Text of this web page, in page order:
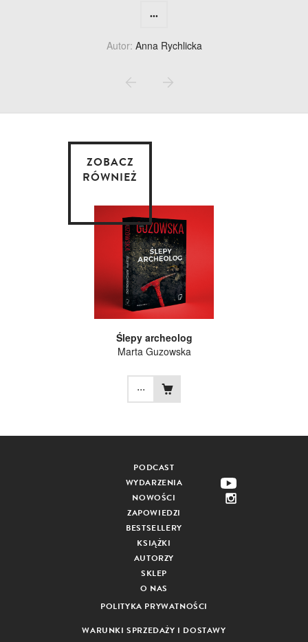
...
Autor: Anna Rychlicka
ZOBACZ
RÓWNIEŻ
Ślepy archeolog
Marta Guzowska
...
PODCAST
WYDARZENIA
NOWOŚCI
ZAPOWIEDZI
BESTSELLERY
KSIĄŻKI
AUTORZY
SKLEP
O NAS
POLITYKA PRYWATNOŚCI
WARUNKI SPRZEDAŻY I DOSTAWY